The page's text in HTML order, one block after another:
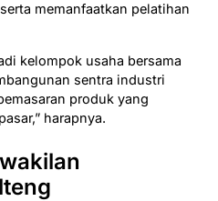
memanfaatkan pelatihan
kelompok usaha bersama
sentra industri
produk yang
harapnya.